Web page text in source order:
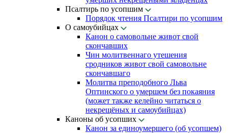
Псалтирь по усопшим
Порядок чтения Псалтири по усопшим
О самоубийцах
Канон о самовольне живот свой
скончавших
Чин молитвеннаго утешения
сродников живот свой самовольне
скончавшаго
Молитва преподобного Льва
Оптинского о умершем без покаяния
(может также келейно читаться о
некрещёных и самоубийцах)
Каноны об усопших
Канон за единоумершего (об усопшем)